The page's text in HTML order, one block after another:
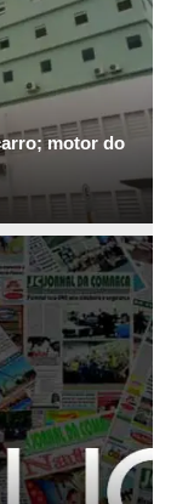
motor do